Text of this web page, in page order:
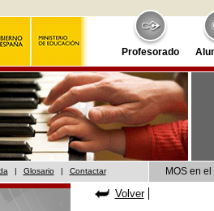
Profesorado
| Glosario | Contactar MOS en
Volver